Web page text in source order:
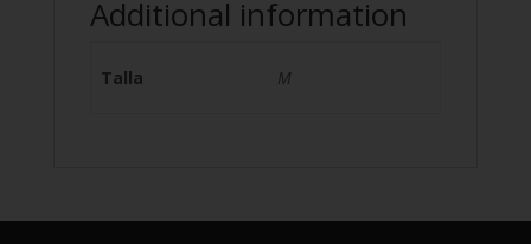
Additional information
Talla M